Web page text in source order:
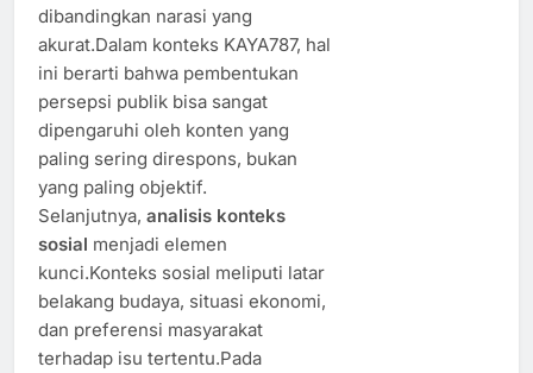
dibandingkan narasi yang
akurat.Dalam konteks KAYA787, hal
ini berarti bahwa pembentukan
persepsi publik bisa sangat
dipengaruhi oleh konten yang
paling sering direspons, bukan
yang paling objektif.
Selanjutnya, analisis konteks
sosial menjadi elemen
kunci.Konteks sosial meliputi latar
belakang budaya, situasi ekonomi,
dan preferensi masyarakat
terhadap isu tertentu.Pada